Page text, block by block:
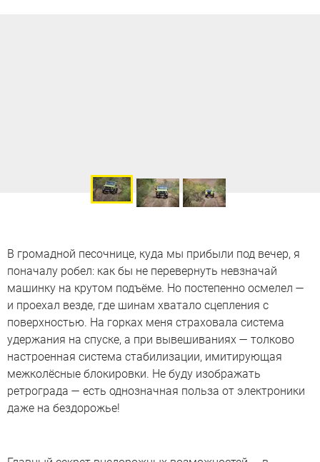
В громадной песочнице, куда мы прибыли под вечер, я
поначалу робел: как бы не перевернуть невзначай
машинку на крутом подъёме. Но постепенно осмелел —
и проехал везде, где шинам хватало сцепления с
поверхностью. На горках меня страховала система
удержания на спуске, а при вывешиваниях — толково
настроенная система стабилизации, имитирующая
межколёсные блокировки. Не буду изображать
ретрограда — есть однозначная польза от электроники
даже на бездорожье!